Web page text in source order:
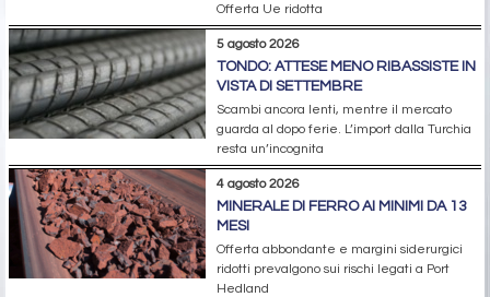
Offerta Ue ridotta
5 agosto 2026
TONDO: ATTESE MENO RIBASSISTE IN
VISTA DI SETTEMBRE
Scambi ancora lenti, mentre il mercato
guarda al dopo ferie. L’import dalla Turchia
resta un’incognita
4 agosto 2026
MINERALE DI FERRO AI MINIMI DA 13
MESI
Offerta abbondante e margini siderurgici
ridotti prevalgono sui rischi legati a Port
Hedland